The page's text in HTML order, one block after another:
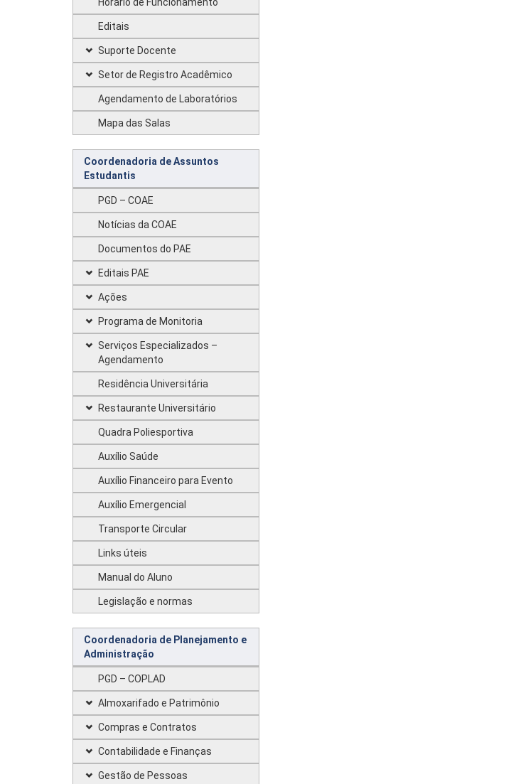
Editais
Suporte Docente
Setor de Registro Acadêmico
Agendamento de Laboratórios
Mapa das Salas
Coordenadoria de Assuntos
Estudantis
PGD – COAE
Notícias da COAE
Documentos do PAE
Editais PAE
Ações
Programa de Monitoria
Serviços Especializados –
Agendamento
Residência Universitária
Restaurante Universitário
Quadra Poliesportiva
Auxílio Saúde
Auxílio Financeiro para Evento
Auxílio Emergencial
Transporte Circular
Links úteis
Manual do Aluno
Legislação e normas
Coordenadoria de Planejamento e
Administração
PGD – COPLAD
Almoxarifado e Patrimônio
Compras e Contratos
Contabilidade e Finanças
Gestão de Pessoas